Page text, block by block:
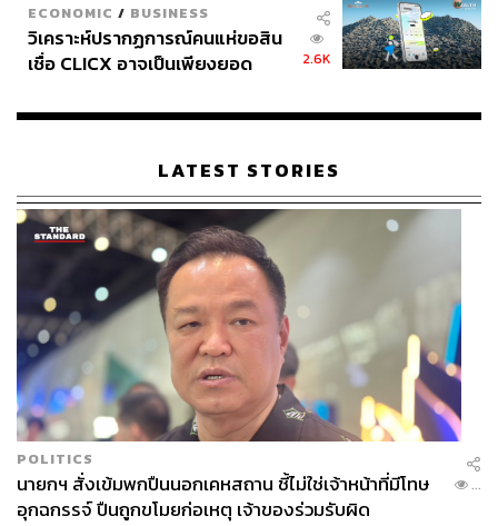
ECONOMIC / BUSINESS
วิเคราะห์ปรากฏการณ์คนแห่ขอสิน
เชื่อ CLICX อาจเป็นเพียงยอด
เรือนไทยที่ถูกซุกไว้
2.6K
LATEST STORIES
POLITICS
นายกฯ สั่งเข้มพกปืนนอกเคหสถาน ชี้ไม่ใช่เจ้าหน้าที่มีโทษ
อุกฉกรรจ์ ปืนถูกขโมยก่อเหตุ เจ้าของร่วมรับผิด
...